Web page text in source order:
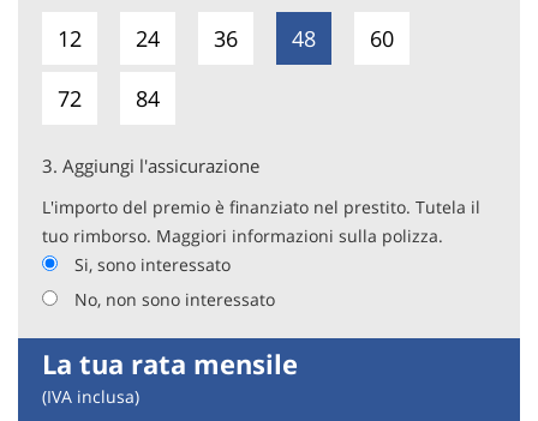
12 24 36 48 60
72 84
3. Aggiungi l'assicurazione
L'importo del premio è finanziato nel prestito. Tutela il
tuo rimborso. Maggiori informazioni sulla polizza.
Si, sono interessato
No, non sono interessato
La tua rata mensile
(IVA inclusa)